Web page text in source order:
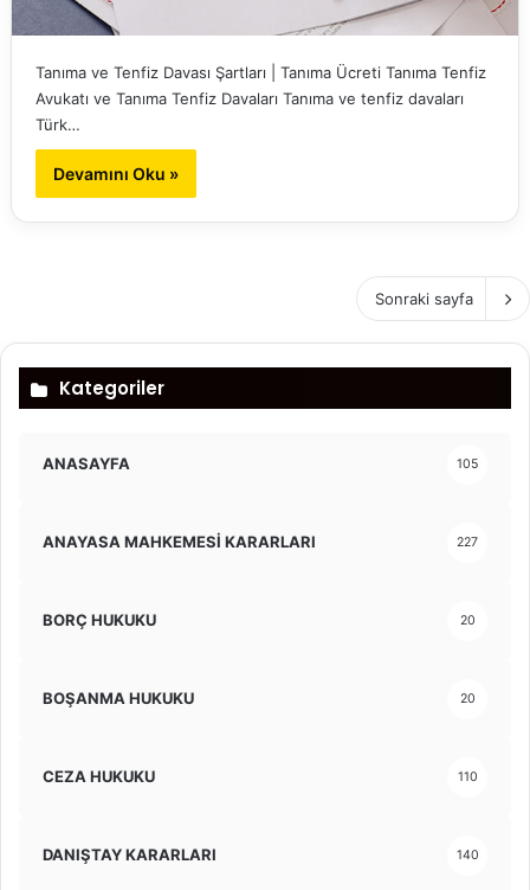
Tanıma ve Tenfiz Davası Şartları | Tanıma Ücreti Tanıma Tenfiz
Avukatı ve Tanıma Tenfiz Davaları Tanıma ve tenfiz davaları
Türk…
Devamını Oku »
Sonraki sayfa
Kategoriler
ANASAYFA 105
ANAYASA MAHKEMESİ KARARLARI 227
BORÇ HUKUKU 20
BOŞANMA HUKUKU 20
CEZA HUKUKU 110
DANIŞTAY KARARLARI 140